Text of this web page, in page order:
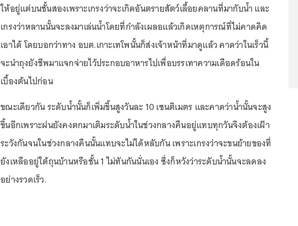
ให้อยู่แต่บนชั้นสองเพราะเกรงว่าจะเกิดอันตรายสัตว์เลื้อยคลานที่มากับน้ำ และ
เกรงว่าหลานนั้นจะลงมาเล่นน้ำโดยที่กำลังเผลอแล้วเกิดเหตุการณ์ที่ไม่คาดคิด
เอาได้ โดยบอกว่าทาง อบต.เกาะเทโพนั้นก็ส่งเจ้าหน้าที่มาดูแล้ว คาดว่าในเร็วนี้
จะนำถุงยังชีพมาแจกจ่ายไว้ประกอบอาหารไปเพื่อบรรเทาความเดือดร้อนใน
เบื้องต้นไปก่อน
ขณะเดียวกัน ระดับน้ำนั้นก็เพิ่มขึ้นสูงวันละ 10 เซนติเมตร และคาดว่าน้ำนั้นจะสูง
ขึ้นอีกเพราะฝนยังคงตกมาเติมระดับน้ำในช่วงกลางคืนอยู่แทบทุกวันจึงต้องเฝ้า
ระวังกันจนในช่วงกลางคืนนั้นแทบจะไม่ได้หลับกัน เพราะเกรงว่าจะขนย้ายของที่
ยังเหลืออยู่ใต้ถุนบ้านหรือชั้น 1 ไม่ทันกันนั่นเอง ซึ่งก็หวังว่าระดับน้ำนั้นจะลดลง
อย่างรวดเร็ว.